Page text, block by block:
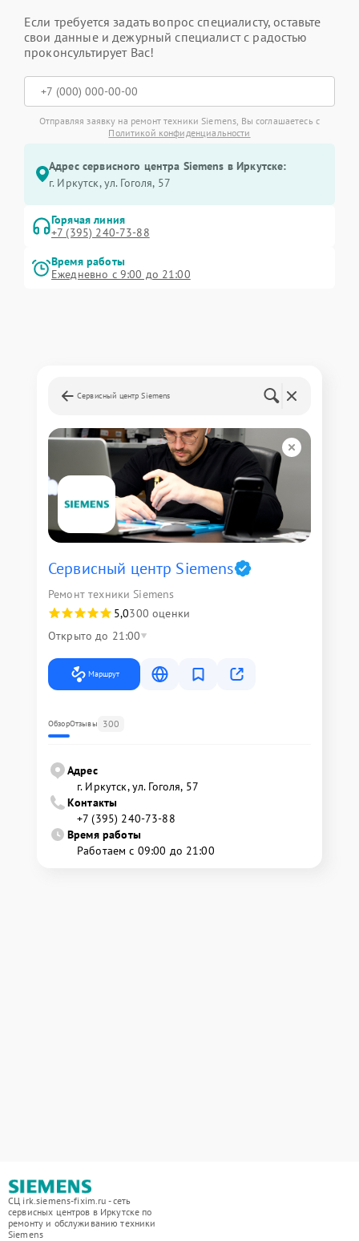
Если требуется задать вопрос специалисту, оставьте
свои данные и дежурный специалист с радостью
проконсультирует Вас!
Отправляя заявку на ремонт техники Siemens, Вы соглашаетесь с
Политикой конфиденциальности
Адрес сервисного центра Siemens в Иркутске:
г. Иркутск, ул. ​Гоголя, 57
Горячая линия
+7 (395) 240-73-88
Время работы
Ежедневно с 9:00 до 21:00
Сервисный центр Siemens
Сервисный центр Siemens
Ремонт техники Siemens
5,0300 оценки
Открыто до 21:00
Маршрут
ОбзорОтзывы 300
Адрес
г. Иркутск, ул. ​Гоголя, 57
Контакты
+7 (395) 240-73-88
Время работы
Работаем с 09:00 до 21:00
СЦ irk.siemens-fixim.ru - сеть
сервисных центров в Иркутске по
ремонту и обслуживанию техники
Siemens